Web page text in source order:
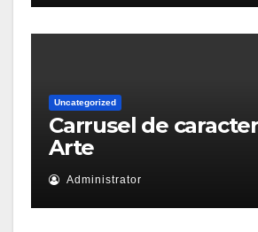
Uncategorized
Carrusel de
Arte
Administrator